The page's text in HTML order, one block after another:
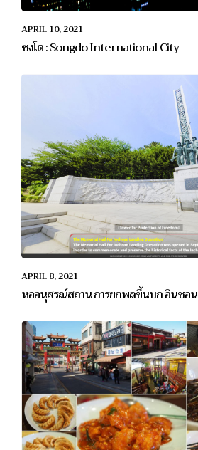
APRIL 10, 2021
ซงโด : Songdo International City
APRIL 8, 2021
หออนุสรณ์สถาน การยกพลขึ้นบก อินชอน